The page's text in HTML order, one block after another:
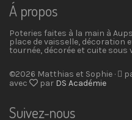
Á propos
Poteries faites à la main à
place de vaisselle, décoration
tournée, décorée et cuite sous
©2026 Matthias et Sophie ·
avec
par DS Académie
Suivez-nous